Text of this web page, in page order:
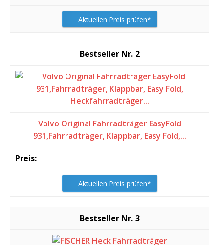
Aktuellen Preis prüfen*
2
Volvo Original Fahrradträger EasyFold
931,Fahrradträger, Klappbar, Easy Fold,...
Aktuellen Preis prüfen*
3